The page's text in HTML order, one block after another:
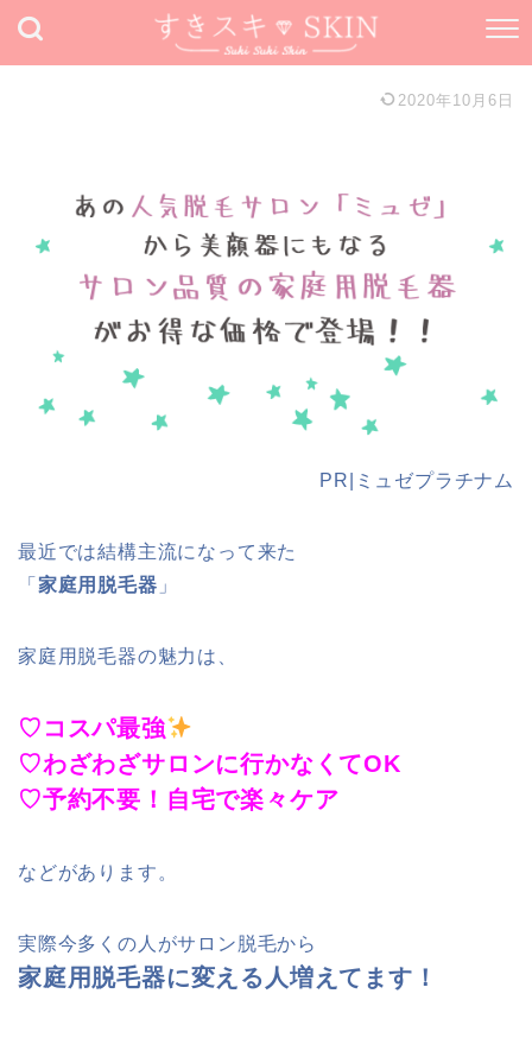
2020年10月6日
PR|ミュゼプラチナム
最近では結構主流になって来た
「 家庭用脱毛器 」
家庭用脱毛器の魅力は、
♡コスパ最強
♡わざわざサロンに行かなくてOK
♡予約不要！自宅で楽々ケア
などがあります。
実際今多くの人がサロン脱毛から
家庭用脱毛器に変える人増えてます！